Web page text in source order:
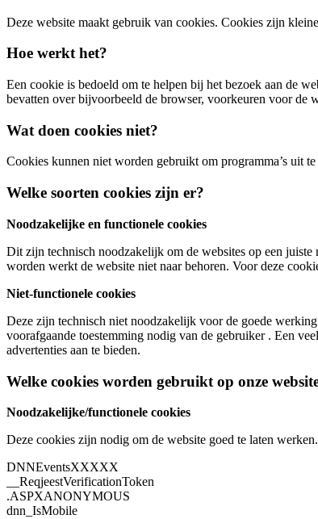
Deze website maakt gebruik van cookies. Cookies zijn
Hoe werkt het?
Een cookie is bedoeld om te helpen bij het bezoek aan de
bevatten over bijvoorbeeld de browser, voorkeuren voor de
Wat doen cookies niet?
Cookies kunnen niet worden gebruikt om programma’s uit
Welke soorten cookies zijn er?
Noodzakelijke en functionele cookies
Dit zijn technisch noodzakelijk om de websites op een
worden werkt de website niet naar behoren. Voor deze
Niet-functionele cookies
Deze zijn technisch niet noodzakelijk voor de goede
voorafgaande toestemming nodig van de gebruiker . Een
advertenties aan te bieden.
Welke cookies worden gebruikt op onze
Noodzakelijke/functionele cookies
Deze cookies zijn nodig om de website goed te laten
DNNEventsXXXXX
__ReqjeestVerificationToken
.ASPXANONYMOUS
dnn_IsMobile